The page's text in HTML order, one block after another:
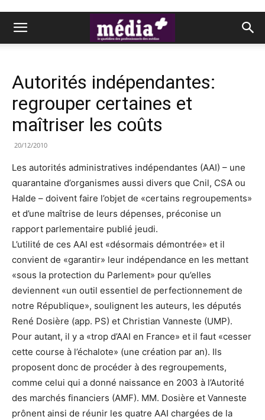
Autorités indépendantes:
regrouper certaines et
maîtriser les coûts
20/12/2010
Les autorités administratives indépendantes (AAI) – une
quarantaine d’organismes aussi divers que Cnil, CSA ou
Halde – doivent faire l’objet de «certains regroupements»
et d’une maîtrise de leurs dépenses, préconise un
rapport parlementaire publié jeudi.
L’utilité de ces AAI est «désormais démontrée» et il
convient de «garantir» leur indépendance en les mettant
«sous la protection du Parlement» pour qu’elles
deviennent «un outil essentiel de perfectionnement de
notre République», soulignent les auteurs, les députés
René Dosière (app. PS) et Christian Vanneste (UMP).
Pour autant, il y a «trop d’AAI en France» et il faut «cesser
cette course à l’échalote» (une création par an). Ils
proposent donc de procéder à des regroupements,
comme celui qui a donné naissance en 2003 à l’Autorité
des marchés financiers (AMF). MM. Dosière et Vanneste
prônent ainsi de réunir les quatre AAI chargées de la